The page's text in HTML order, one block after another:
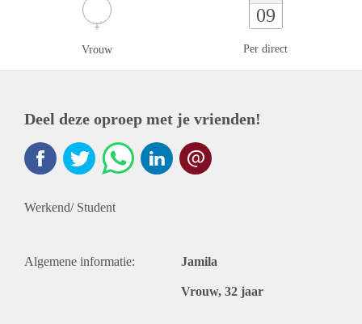
Vrouw
09
Per direct
Deel deze oproep met je vrienden!
Werkend/ Student
Algemene informatie: Jamila
Vrouw, 32 jaar